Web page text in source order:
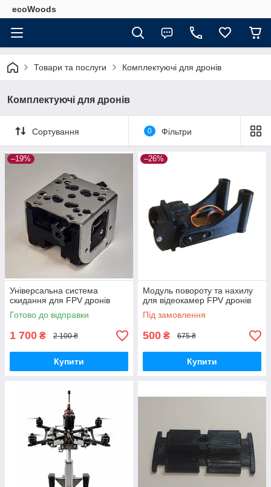
ecoWoods
Товари та послуги Комплектуючі для дронів
Комплектуючі для дронів
Сортування 0 Фільтри
–19%
Універсальна система
скидання для FPV дронів
Готово до відправки
1 700 ₴ 2 100 ₴
Купити
–26%
Модуль повороту та нахилу
для відеокамер FPV дронів
Під замовлення
500 ₴ 675 ₴
Купити